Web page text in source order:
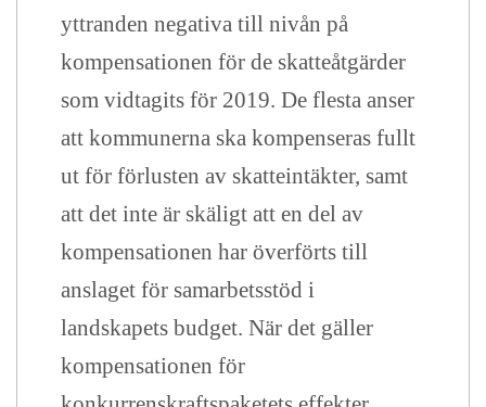
yttranden negativa till nivån på
kompensationen för de skatteåtgärder
som vidtagits för 2019. De flesta anser
att kommunerna ska kompenseras fullt
ut för förlusten av skatteintäkter, samt
att det inte är skäligt att en del av
kompensationen har överförts till
anslaget för samarbetsstöd i
landskapets budget. När det gäller
kompensationen för